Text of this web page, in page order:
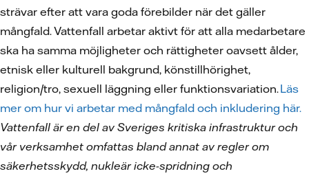
strävar efter att vara goda förebilder när det gäller
mångfald. Vattenfall arbetar aktivt för att alla medarbetare
ska ha samma möjligheter och rättigheter oavsett ålder,
etnisk eller kulturell bakgrund, könstillhörighet,
religion/tro, sexuell läggning eller funktionsvariation.Läs
mer om hur vi arbetar med mångfald och inkludering här.
Vattenfall är en del av Sveriges kritiska infrastruktur och
vår verksamhet omfattas bland annat av regler om
säkerhetsskydd, nukleär icke-spridning och